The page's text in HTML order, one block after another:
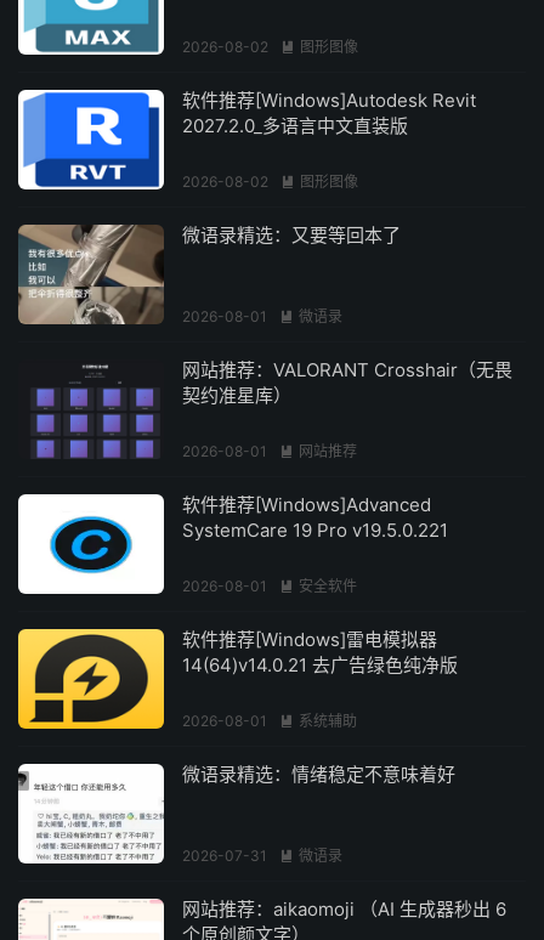
2026-08-02  图形图像
软件推荐[Windows]Autodesk Revit
2027.2.0_多语言中文直装版
2026-08-02  图形图像
微语录精选：又要等回本了
2026-08-01  微语录
网站推荐：VALORANT Crosshair（无畏
契约准星库）
2026-08-01  网站推荐
软件推荐[Windows]Advanced
SystemCare 19 Pro v19.5.0.221
2026-08-01  安全软件
软件推荐[Windows]雷电模拟器
14(64)v14.0.21 去广告绿色纯净版
2026-08-01  系统辅助
微语录精选：情绪稳定不意味着好
2026-07-31  微语录
网站推荐：aikaomoji （AI 生成器秒出 6
个原创颜文字）